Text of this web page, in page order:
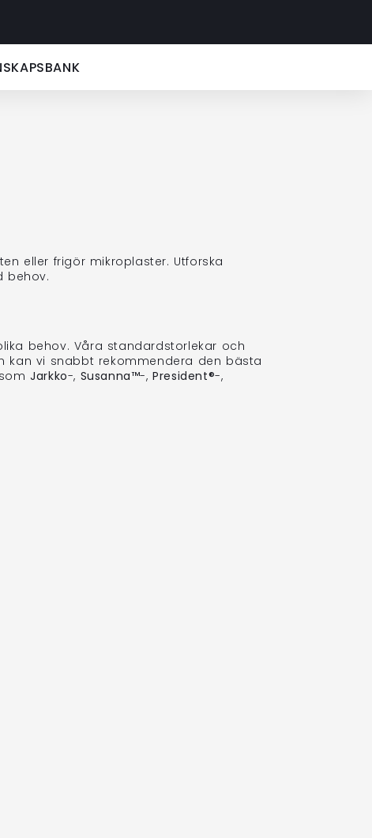
eller frigör mikroplaster. Utforska
behov.
behov. Våra standardstorlekar och
kan vi snabbt rekommendera den bästa
Jarkko-, Susanna™-,President®-,